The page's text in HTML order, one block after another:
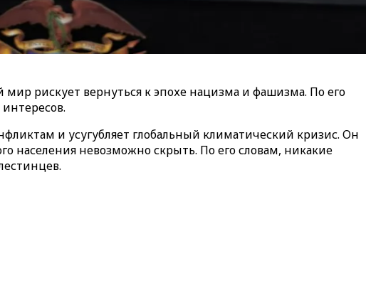
рискует вернуться к эпохе нацизма и фашизма. По его
и усугубляет глобальный климатический кризис. Он
населения невозможно скрыть. По его словам, никакие